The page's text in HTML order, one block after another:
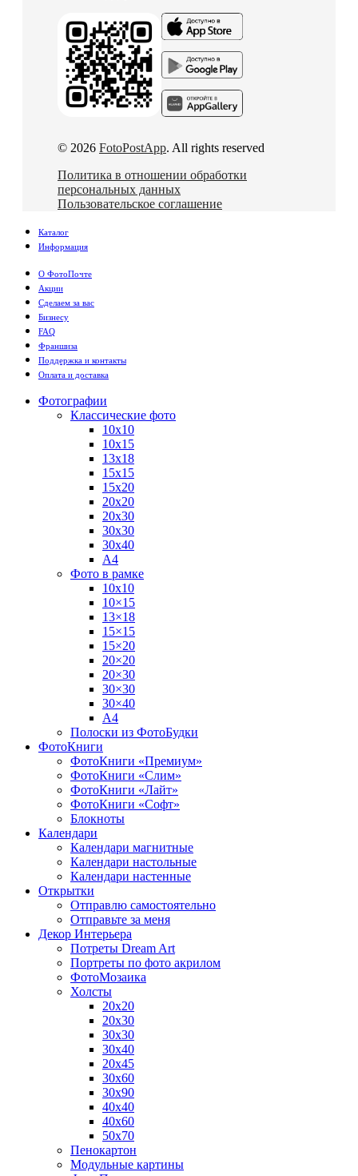
© 2026 FotoPostApp. All rights reserved
Политика в отношении обработки
персональных данных
Пользовательское соглашение
Каталог
Информация
О ФотоПочте
Акции
Сделаем за вас
Бизнесу
FAQ
Франшиза
Поддержка и контакты
Оплата и доставка
Фотографии
Классические фото
10х10
10х15
13х18
15х15
15х20
20х20
20х30
30х30
30х40
А4
Фото в рамке
10х10
10×15
13×18
15×15
15×20
20×20
20×30
30×30
30×40
A4
Полоски из ФотоБудки
ФотоКниги
ФотоКниги «Премиум»
ФотоКниги «Слим»
ФотоКниги «Лайт»
ФотоКниги «Софт»
Блокноты
Календари
Календари магнитные
Календари настольные
Календари настенные
Открытки
Отправлю самостоятельно
Отправьте за меня
Декор Интерьера
Потреты Dream Art
Портреты по фото акрилом
ФотоМозаика
Холсты
20х20
20х30
30х30
30х40
20х45
30х60
30х90
40х40
40х60
50х70
Пенокартон
Модульные картины